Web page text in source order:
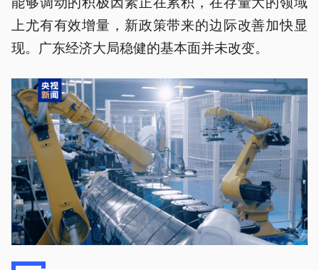
上尤有有效增量，新政策带来的边际改善加快显
现。广东经济大局稳健的基本面并未改变。